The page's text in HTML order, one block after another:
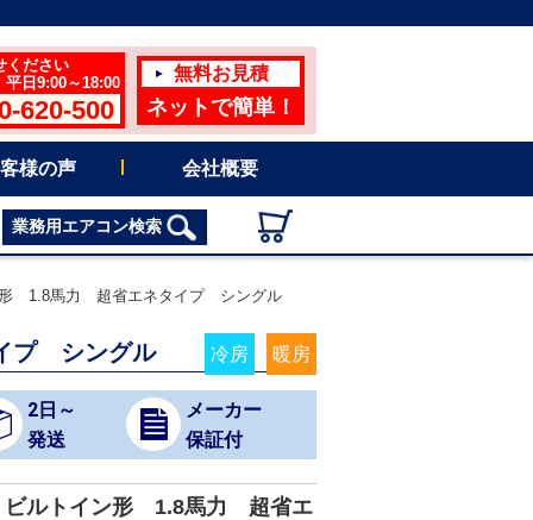
ください
日9:00～18:00
620-500
無料お見積
ネットで簡単！
様の声 会社概要
業務用エアコン検索
形 1.8馬力 超省エネタイプ シングル
冷房 暖房
プ シングル
2日～
発送
メーカー
保証付
ルトイン形 1.8馬力 超省エ